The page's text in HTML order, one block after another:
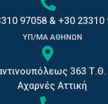
97058& +30 23310
ΥΠ/ΜΑ ΑΘΗΝΩΝ
363 Τ.Θ.
Αχαρνές Αττική